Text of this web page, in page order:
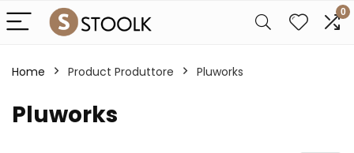
0
Home Product Produttore ‎Pluworks
‎Pluworks